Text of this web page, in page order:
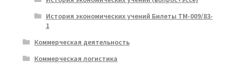
История экономических учений Билеты ТМ-009/83-
1
Коммерческая деятельность
Коммерческая логистика